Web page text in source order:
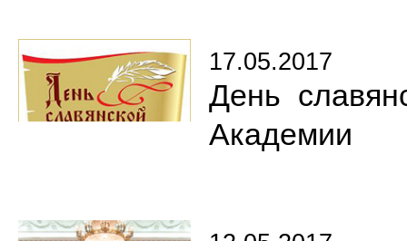
17.05.2017
День
Академии